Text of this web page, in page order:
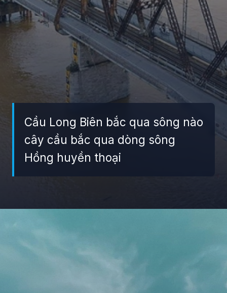
Cầu Long Biên bắc qua sông nào
cây cầu bắc qua dòng sông
Hồng huyền thoại